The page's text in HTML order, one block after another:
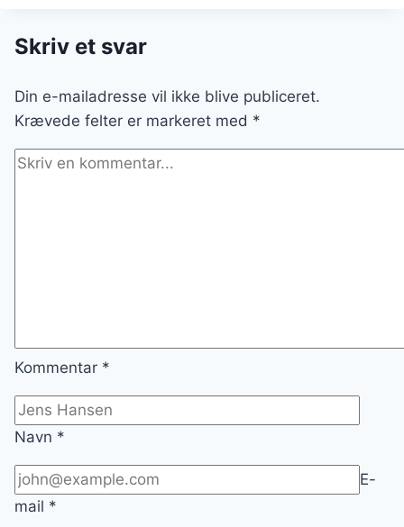
SALSA
TIL
Skriv et svar
Din e-mailadresse vil ikke blive publiceret.
Krævede felter er markeret med *
Kommentar *
Navn *
E-
mail *